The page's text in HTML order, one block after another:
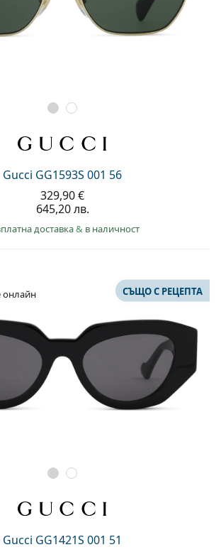
Gucci GG1593S 001 56
329,90 €
645,20 лв.
доставка& в наличност
онлайн
Gucci GG1421S 001 51
СЪЩО С РЕЦЕПТА